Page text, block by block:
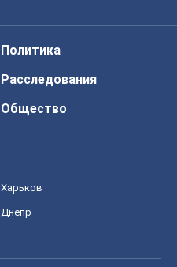
Политика
Расследования
Общество
Харьков
Днепр